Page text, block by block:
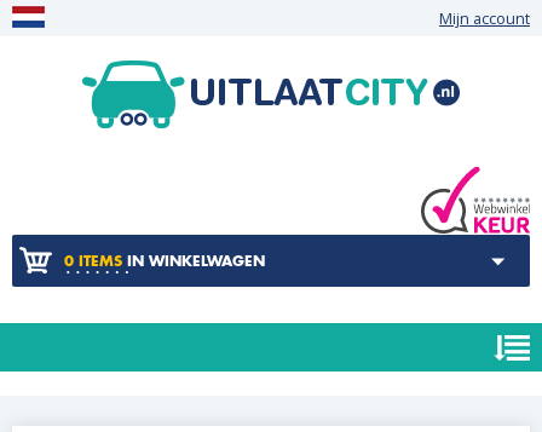
Mijn account
0 ITEMS IN WINKELWAGEN